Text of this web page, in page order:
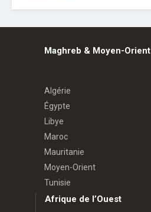
Maghreb & Moyen-Orient
Algérie
Égypte
Libye
Maroc
Mauritanie
Moyen-Orient
Tunisie
Afrique de l’Ouest